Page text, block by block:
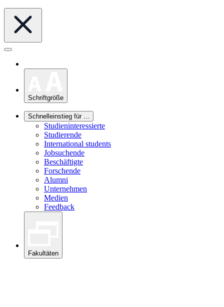
Schriftgröße
Schnelleinstieg für ...
Studieninteressierte
Studierende
International students
Jobsuchende
Beschäftigte
Forschende
Alumni
Unternehmen
Medien
Feedback
Fakultäten